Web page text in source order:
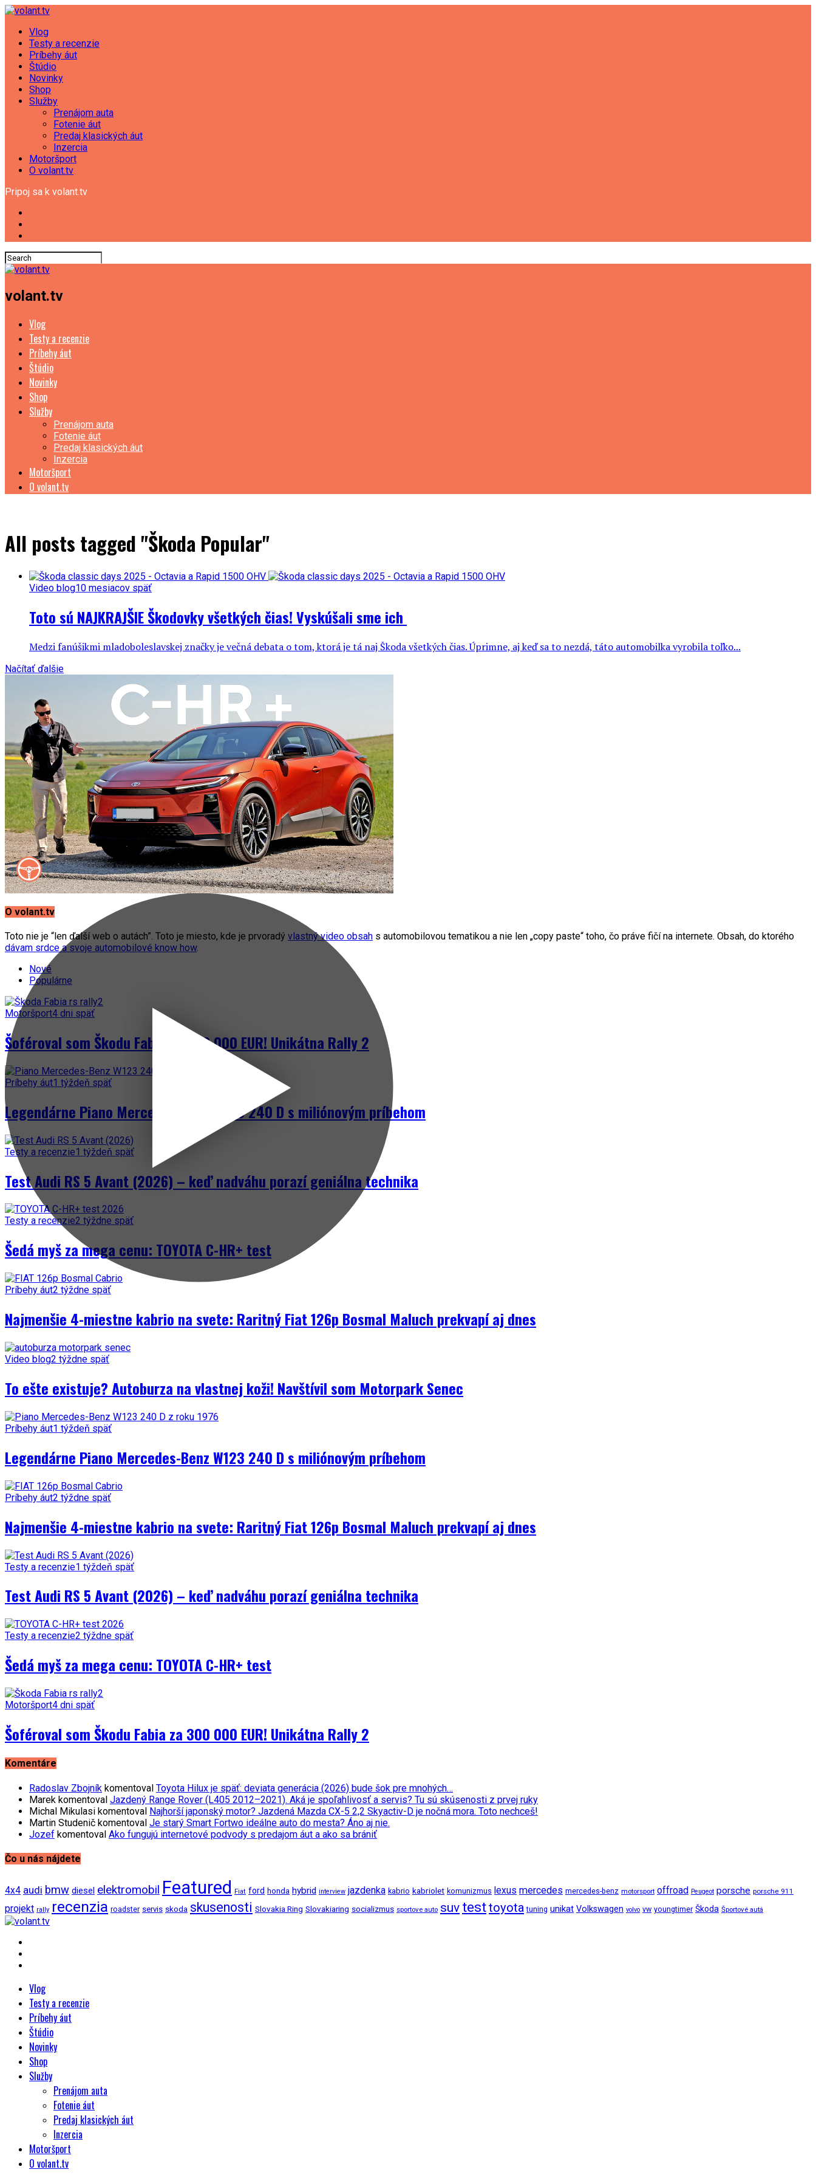
Vlog
Testy a recenzie
Príbehy áut
Štúdio
Novinky
Shop
Služby
Prenájom auta
Fotenie áut
Predaj klasických áut
Inzercia
Motoršport
O volant.tv
Pripoj sa k volant.tv
volant.tv
Vlog
Testy a recenzie
Príbehy áut
Štúdio
Novinky
Shop
Služby
Prenájom auta
Fotenie áut
Predaj klasických áut
Inzercia
Motoršport
O volant.tv
All posts tagged "Škoda Popular"
Video blog10 mesiacov späť
Toto sú NAJKRAJŠIE Škodovky všetkých čias! Vyskúšali sme ich
Medzi fanúšikmi mladoboleslavskej značky je večná debata o tom, ktorá je tá naj Škoda všetkých čias. Úprimne, aj keď sa to nezdá, táto automobilka vyrobila toľko...
Načítať ďalšie
O volant.tv
Toto nie je “len ďalší web o autách”. Toto je miesto, kde je prvoradý vlastný video obsah s automobilovou tematikou a nie len „copy paste“ toho, čo práve fičí na internete. Obsah, do ktorého
dávam srdce a svoje automobilové know how.
Nové
Populárne
Motoršport4 dni späť
Šoféroval som Škodu Fabia za 300 000 EUR! Unikátna Rally 2
Príbehy áut1 týždeň späť
Legendárne Piano Mercedes-Benz W123 240 D s miliónovým príbehom
Testy a recenzie1 týždeň späť
Test Audi RS 5 Avant (2026) – keď nadváhu porazí geniálna technika
Testy a recenzie2 týždne späť
Šedá myš za mega cenu: TOYOTA C-HR+ test
Príbehy áut2 týždne späť
Najmenšie 4-miestne kabrio na svete: Raritný Fiat 126p Bosmal Maluch prekvapí aj dnes
Video blog2 týždne späť
To ešte existuje? Autoburza na vlastnej koži! Navštívil som Motorpark Senec
Príbehy áut1 týždeň späť
Legendárne Piano Mercedes-Benz W123 240 D s miliónovým príbehom
Príbehy áut2 týždne späť
Najmenšie 4-miestne kabrio na svete: Raritný Fiat 126p Bosmal Maluch prekvapí aj dnes
Testy a recenzie1 týždeň späť
Test Audi RS 5 Avant (2026) – keď nadváhu porazí geniálna technika
Testy a recenzie2 týždne späť
Šedá myš za mega cenu: TOYOTA C-HR+ test
Motoršport4 dni späť
Šoféroval som Škodu Fabia za 300 000 EUR! Unikátna Rally 2
Komentáre
Radoslav Zbojník komentoval Toyota Hilux je späť: deviata generácia (2026) bude šok pre mnohých…
Marek komentoval Jazdený Range Rover (L405 2012–2021). Aká je spoľahlivosť a servis? Tu sú skúsenosti z prvej ruky
Michal Mikulasi komentoval Najhorší japonský motor? Jazdená Mazda CX-5 2,2 Skyactiv-D je nočná mora. Toto nechceš!
Martin Studenič komentoval Je starý Smart Fortwo ideálne auto do mesta? Áno aj nie.
Jozef komentoval Ako fungujú internetové podvody s predajom áut a ako sa brániť
Čo u nás nájdete
4x4 audi bmw diesel elektromobil Featured Fiat ford honda hybrid interview jazdenka kabrio kabriolet komunizmus lexus mercedes mercedes-benz motorsport offroad Peugeot porsche porsche 911
projekt rally recenzia roadster servis skoda skusenosti Slovakia Ring Slovakiaring socializmus sportove auto suv testtoyota tuning unikat Volkswagen volvo vw youngtimer Škoda Športové autá
Vlog
Testy a recenzie
Príbehy áut
Štúdio
Novinky
Shop
Služby
Prenájom auta
Fotenie áut
Predaj klasických áut
Inzercia
Motoršport
O volant.tv